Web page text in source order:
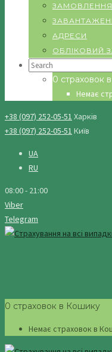
ЗАМОВЛЕННЯ
АДРЕСИ
ОБЛІКОВИЙ
Search
0 страховок
Немає
+38 (097) 252-05-51 Харків
+38 (097) 252-05-51 Київ
UA
RU
08:00 - 21:00
Viber
Telegram
0 страховок в Кошику
Немає страховок в